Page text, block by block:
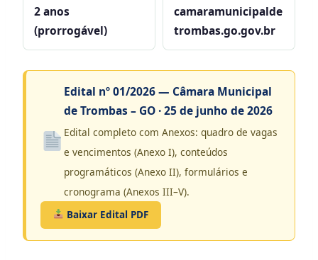
2 anos
(prorrogável)
camaramunicipalde
trombas.go.gov.br
Edital nº 01/2026 — Câmara Municipal
de Trombas – GO · 25 de junho de 2026
Edital completo com Anexos: quadro de vagas
e vencimentos (Anexo I), conteúdos
programáticos (Anexo II), formulários e
cronograma (Anexos III–V).
Baixar Edital PDF